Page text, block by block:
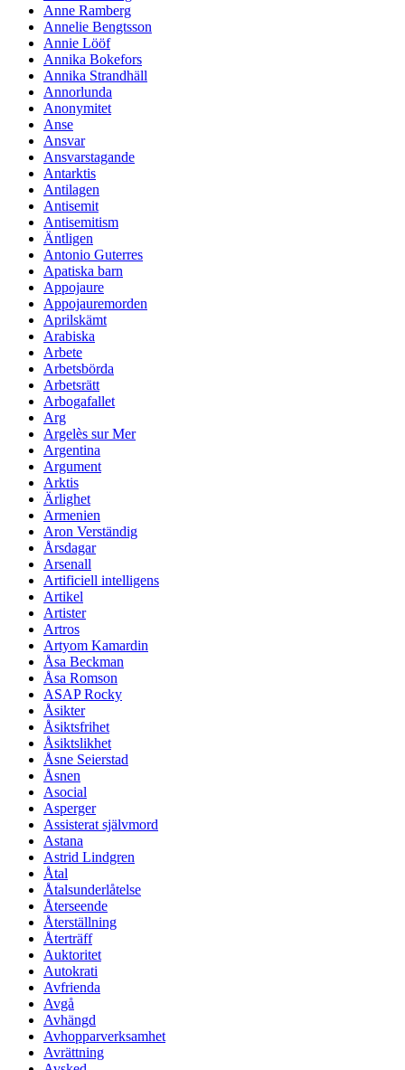
Anne Ramberg
Annelie Bengtsson
Annie Lööf
Annika Bokefors
Annika Strandhäll
Annorlunda
Anonymitet
Anse
Ansvar
Ansvarstagande
Antarktis
Antilagen
Antisemit
Antisemitism
Äntligen
Antonio Guterres
Apatiska barn
Appojaure
Appojauremorden
Aprilskämt
Arabiska
Arbete
Arbetsbörda
Arbetsrätt
Arbogafallet
Arg
Argelès sur Mer
Argentina
Argument
Arktis
Ärlighet
Armenien
Aron Verständig
Årsdagar
Arsenall
Artificiell intelligens
Artikel
Artister
Artros
Artyom Kamardin
Åsa Beckman
Åsa Romson
ASAP Rocky
Åsikter
Åsiktsfrihet
Åsiktslikhet
Åsne Seierstad
Åsnen
Asocial
Asperger
Assisterat självmord
Astana
Astrid Lindgren
Åtal
Åtalsunderlåtelse
Återseende
Återställning
Återträff
Auktoritet
Autokrati
Avfrienda
Avgå
Avhängd
Avhopparverksamhet
Avrättning